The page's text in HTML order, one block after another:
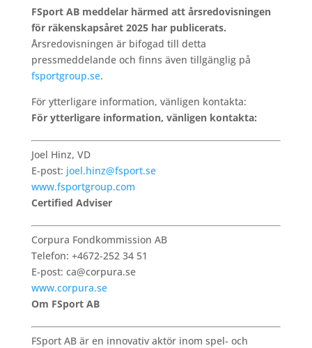
FSport AB meddelar härmed att årsredovisningen
för räkenskapsåret 2025 har publicerats.
Årsredovisningen är bifogad till detta
pressmeddelande och finns även tillgänglig på
fsportgroup.se.
För ytterligare information, vänligen kontakta:
För ytterligare information, vänligen kontakta:
Joel Hinz, VD
E-post: joel.hinz@fsport.se
www.fsportgroup.com
Certified Adviser
Corpura Fondkommission AB
Telefon: +4672-252 34 51
E-post: ca@corpura.se
www.corpura.se
Om FSport AB
FSport AB är en innovativ aktör inom spel- och